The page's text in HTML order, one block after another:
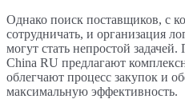
Однако поиск поставщиков, с
сотрудничать, и организация
могут стать непростой
China RU предлагают
облегчают процесс закупок и
максимальную эффективность.